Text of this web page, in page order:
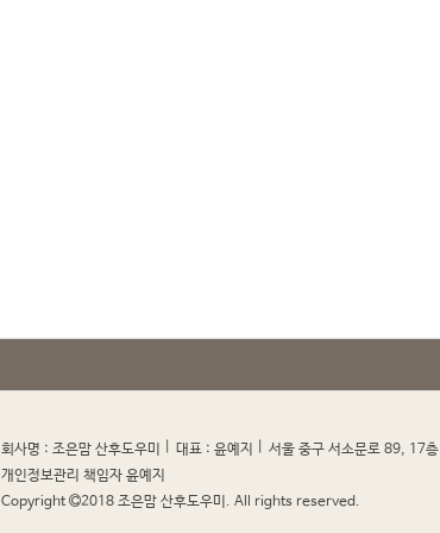
회사명 : 조은맘 산후도우미 대표 : 윤예지 서울 중구 서소문로 89, 17층
개인정보관리 책임자 윤예지
Copyright
2018 조은맘 산후도우미. All rights reserved.